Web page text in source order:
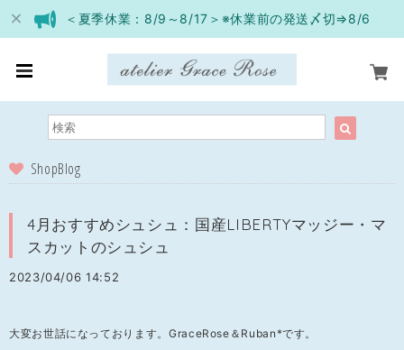
＜夏季休業：8/9～8/17＞※休業前の発送〆切⇒8/6
ShopBlog
4月おすすめシュシュ：国産LIBERTYマッジー・マ
スカットのシュシュ
2023/04/06 14:52
大変お世話になっております。GraceRose＆Ruban*です。